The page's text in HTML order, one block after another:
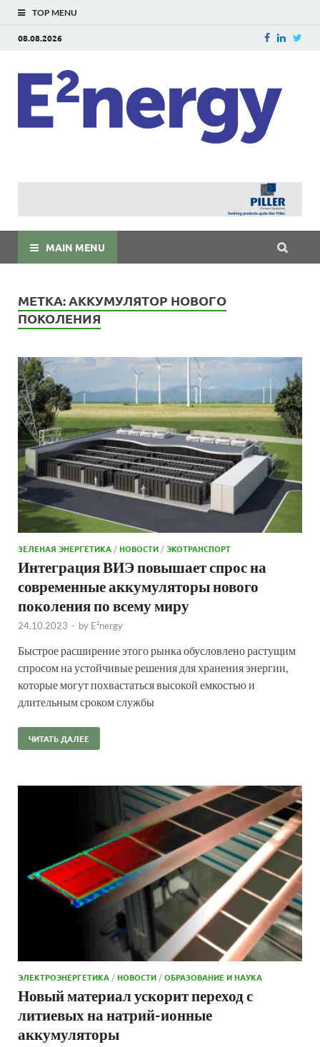
TOP MENU
08.08.2026
MAIN MENU
МЕТКА:АККУМУЛЯТОР НОВОГО
ПОКОЛЕНИЯ
ЗЕЛЕНАЯ ЭНЕРГЕТИКА /НОВОСТИ /ЭКОТРАНСПОРТ
Интеграция ВИЭ повышает спрос на
современные аккумуляторы нового
поколения по всему миру
24.10.2023 - by E²nergy
Быстрое расширение этого рынка обусловлено растущим
спросом на устойчивые решения для хранения энергии,
которые могут похвастаться высокой емкостью и
длительным сроком службы
ЧИТАТЬ ДАЛЕЕ
ЭЛЕКТРОЭНЕРГЕТИКА /НОВОСТИ /ОБРАЗОВАНИЕ И НАУКА
Новый материал ускорит переход с
литиевых на натрий-ионные
аккумуляторы